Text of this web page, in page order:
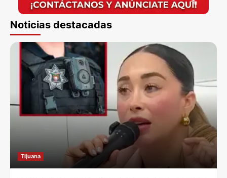
Noticias destacadas
Tijuana